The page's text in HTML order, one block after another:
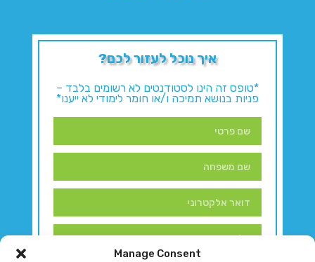
Manage Consent
איך נוכל לעזור לכם?
*טופס זה הינו לסטודנטים לא רשומים בלבד –
פניות בנושא תמיכה ו/או חומר לימודי לא ייענו*